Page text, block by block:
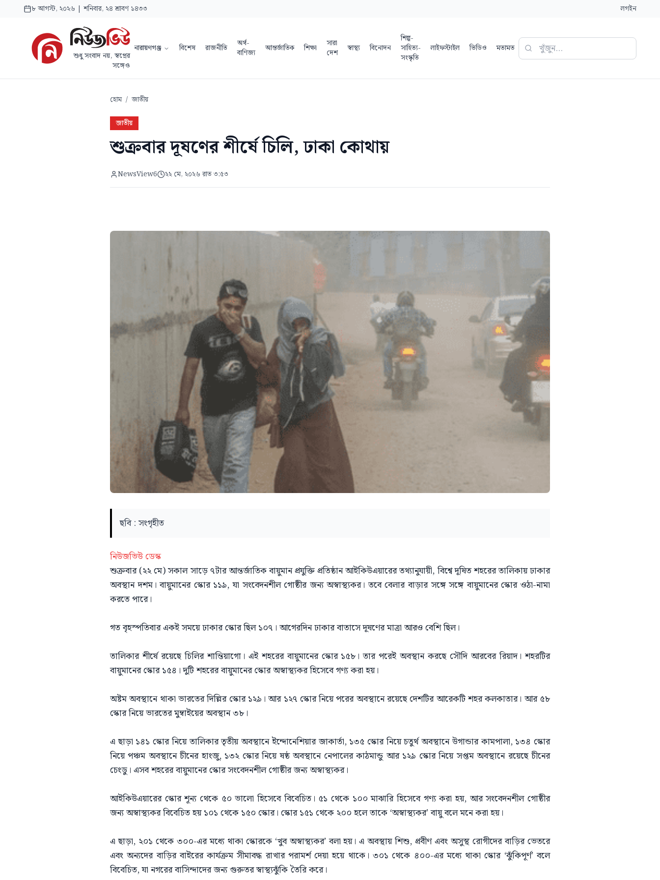
৮ আগস্ট, ২০২৬ | শনিবার, ২৪ শ্রাবণ ১৪৩৩ লগইন
শুধু সংবাদ নয়, স্বপ্নের
সঙ্গেও
নারায়ণগঞ্জ বিশেষ রাজনীতি
অর্থ-
বাণিজ্য
আন্তর্জাতিক শিক্ষা
সারা
দেশ
স্বাস্থ্য বিনোদন
শিল্প-
সাহিত্য-
সংস্কৃতি
লাইফস্টাইল ভিডিও মতামত
হোম / জাতীয়
জাতীয়
শুক্রবার দূষণের শীর্ষে চিলি, ঢাকা কোথায়
NewsView6 ২২ মে, ২০২৬ রাত ৩:৫৩
ছবি : সংগৃহীত
নিউজভিউ ডেস্ক
শুক্রবার (২২ মে) সকাল সাড়ে ৭টার আন্তর্জাতিক বায়ুমান প্রযুক্তি প্রতিষ্ঠান আইকিউএয়ারের তথ্যানুযায়ী, বিশ্বে দূষিত শহরের তালিকায় ঢাকার
অবস্থান দশম। বায়ুমানের স্কোর ১১৯, যা সংবেদনশীল গোষ্ঠীর জন্য অস্বাস্থ্যকর। তবে বেলার বাড়ার সঙ্গে সঙ্গে বায়ুমানের স্কোর ওঠা-নামা
করতে পারে।
গত বৃহস্পতিবার একই সময়ে ঢাকার স্কোর ছিল ১০৭। আগেরদিন ঢাকার বাতাসে দূষণের মাত্রা আরও বেশি ছিল।
তালিকার শীর্ষে রয়েছে চিলির শান্তিয়াগো। এই শহরের বায়ুমানের স্কোর ১৫৮। তার পরেই অবস্থান করছে সৌদি আরবের রিয়াদ। শহরটির
বায়ুমানের স্কোর ১৫৪। দুটি শহরের বায়ুমানের স্কোর অস্বাস্থ্যকর হিসেবে গণ্য করা হয়।
অষ্টম অবস্থানে থাকা ভারতের দিল্লির স্কোর ১২৯। আর ১২৭ স্কোর নিয়ে পরের অবস্থানে রয়েছে দেশটির আরেকটি শহর কলকাতার। আর ৫৮
স্কোর নিয়ে ভারতের মুম্বাইয়ের অবস্থান ৩৮।
এ ছাড়া ১৪১ স্কোর নিয়ে তালিকার তৃতীয় অবস্থানে ইন্দোনেশিয়ার জাকার্তা, ১৩৫ স্কোর নিয়ে চতুর্থ অবস্থানে উগান্ডার কামপালা, ১৩৪ স্কোর
নিয়ে পঞ্চম অবস্থানে চীনের হাংজু, ১৩২ স্কোর নিয়ে ষষ্ঠ অবস্থানে নেপালের কাঠমান্ডু আর ১২৯ স্কোর নিয়ে সপ্তম অবস্থানে রয়েছে চীনের
চেংডু। এসব শহরের বায়ুমানের স্কোর সংবেদনশীল গোষ্ঠীর জন্য অস্বাস্থ্যকর।
আইকিউএয়ারের স্কোর শূন্য থেকে ৫০ ভালো হিসেবে বিবেচিত। ৫১ থেকে ১০০ মাঝারি হিসেবে গণ্য করা হয়, আর সংবেদনশীল গোষ্ঠীর
জন্য অস্বাস্থ্যকর বিবেচিত হয় ১০১ থেকে ১৫০ স্কোর। স্কোর ১৫১ থেকে ২০০ হলে তাকে ‘অস্বাস্থ্যকর’ বায়ু বলে মনে করা হয়।
এ ছাড়া, ২০১ থেকে ৩০০-এর মধ্যে থাকা স্কোরকে ‘খুব অস্বাস্থ্যকর’ বলা হয়। এ অবস্থায় শিশু, প্রবীণ এবং অসুস্থ রোগীদের বাড়ির ভেতরে
এবং অন্যদের বাড়ির বাইরের কার্যক্রম সীমাবদ্ধ রাখার পরামর্শ দেয়া হয়ে থাকে। ৩০১ থেকে ৪০০-এর মধ্যে থাকা স্কোর ‘ঝুঁকিপূর্ণ’ বলে
বিবেচিত, যা নগরের বাসিন্দাদের জন্য গুরুতর স্বাস্থ্যঝুঁকি তৈরি করে।